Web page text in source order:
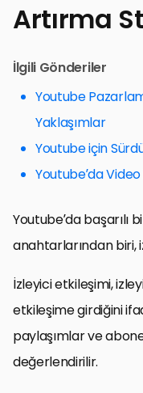
Artırma
İlgili Gönderiler
Youtube
Yaklaşımlar
Youtube için
Youtube’da
Youtube’da başarılı
anahtarlarından biri,
İzleyici etkileşimi,
etkileşime girdiğini
paylaşımlar ve
değerlendirilir.